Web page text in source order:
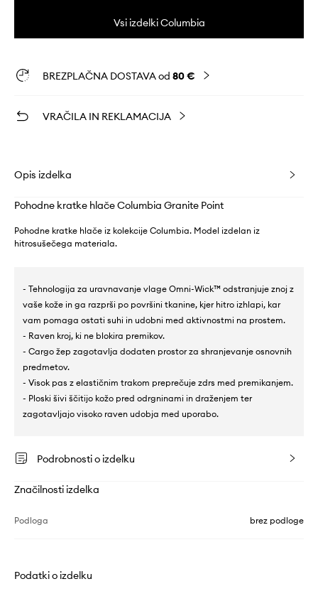
Vsi izdelki Columbia
BREZPLAČNA DOSTAVA od 80 €
VRAČILA IN REKLAMACIJA
Opis izdelka
Pohodne kratke hlače Columbia Granite Point
Pohodne kratke hlače iz kolekcije Columbia. Model izdelan iz
hitrosušečega materiala.
- Tehnologija za uravnavanje vlage Omni-Wick™ odstranjuje znoj z
vaše kože in ga razprši po površini tkanine, kjer hitro izhlapi, kar
vam pomaga ostati suhi in udobni med aktivnostmi na prostem.
- Raven kroj, ki ne blokira premikov.
- Cargo žep zagotavlja dodaten prostor za shranjevanje osnovnih
predmetov.
- Visok pas z elastičnim trakom preprečuje zdrs med premikanjem.
- Ploski šivi ščitijo kožo pred odrgninami in draženjem ter
zagotavljajo visoko raven udobja med uporabo.
Podrobnosti o izdelku
Značilnosti izdelka
Podloga brez podloge
Podatki o izdelku